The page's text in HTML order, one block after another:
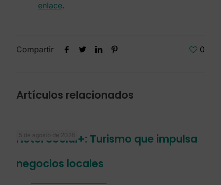
enlace.
Compartir 0
Artículos relacionados
5 de agosto de 2026
Hotel Social+: Turismo que impulsa
negocios locales